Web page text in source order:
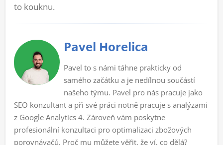
to kouknu.
Pavel Horelica
Pavel to s námi táhne prakticky od
samého začátku a je nedílnou součástí
našeho týmu. Pavel pro nás pracuje jako
SEO konzultant a při své práci notně pracuje s analýzami
z Google Analytics 4. Zároveň vám poskytne
profesionální konzultaci pro optimalizaci zbožových
porovnávačů. Proč mu můžete věřit, že ví, co dělá?